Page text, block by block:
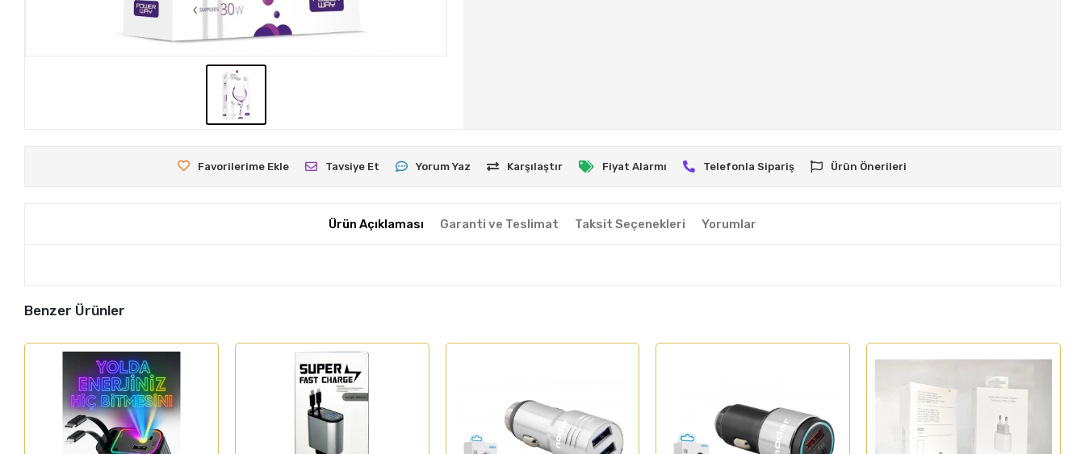
Favorilerime Ekle Tavsiye Et Yorum Yaz Karşılaştır Fiyat Alarmı Telefonla Sipariş Ürün Önerileri
Ürün Açıklaması Garanti ve Teslimat Taksit Seçenekleri Yorumlar
Benzer Ürünler